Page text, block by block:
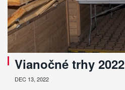
Vianočné trhy 2022
DEC 13, 2022